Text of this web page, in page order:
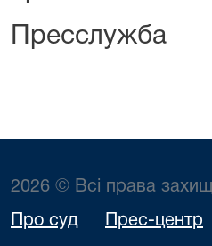
Пресслужба
2026 © Всі права
Про суд Прес-центр